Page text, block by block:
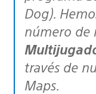
Dog).
número de
través de
Maps.